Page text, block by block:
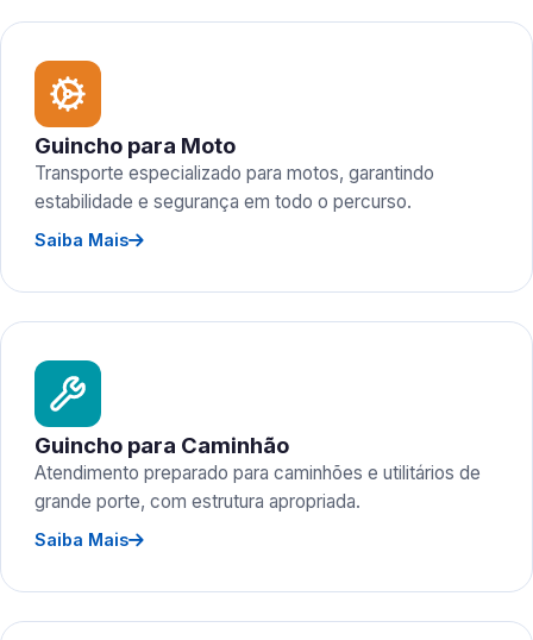
Guincho para Moto
Transporte especializado para motos, garantindo
estabilidade e segurança em todo o percurso.
Saiba Mais
Guincho para Caminhão
Atendimento preparado para caminhões e utilitários de
grande porte, com estrutura apropriada.
Saiba Mais